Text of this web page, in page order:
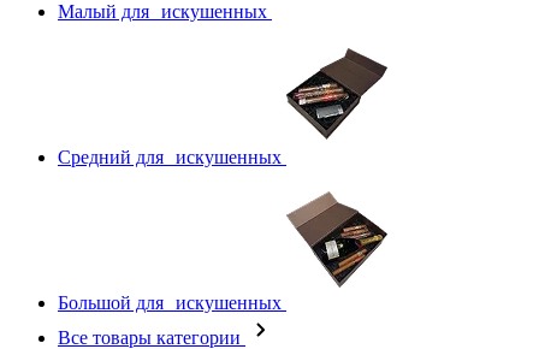
Малый для искушенных
Средний для искушенных
Большой для искушенных
Все товары категории